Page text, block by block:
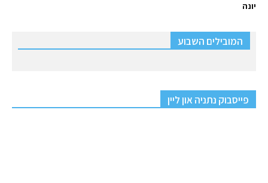
יונה
המובילים השבוע
פייסבוק נתניה און ליין